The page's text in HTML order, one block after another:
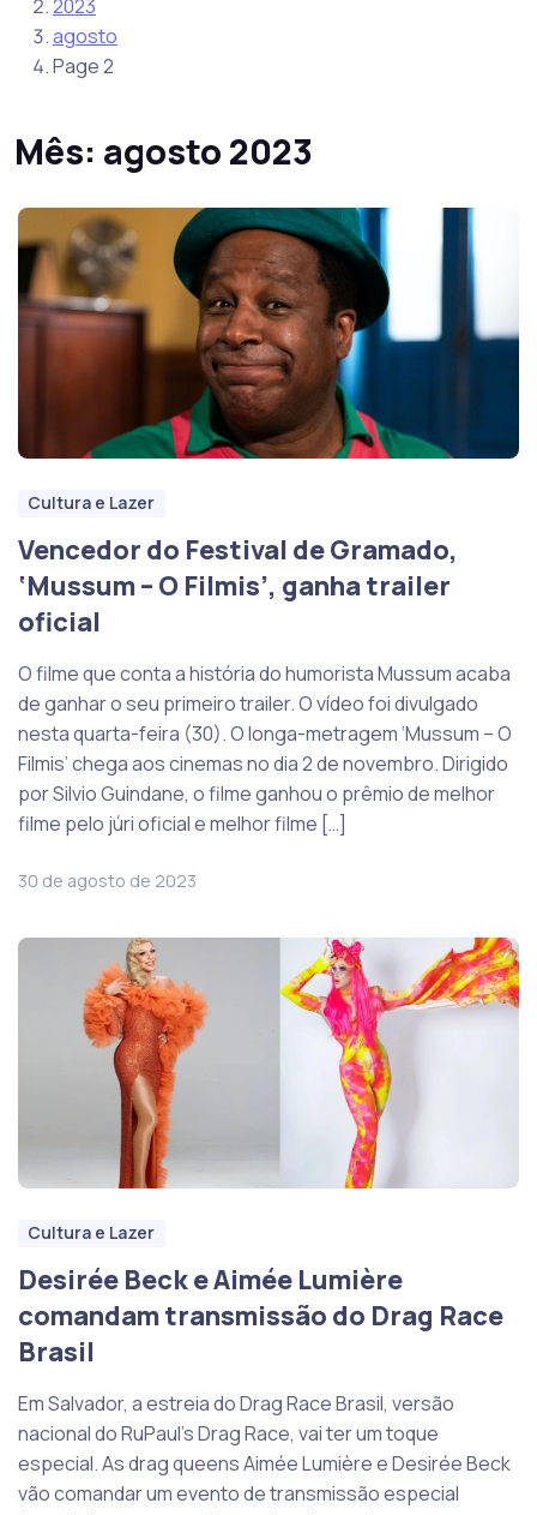
2023
agosto
Page 2
Mês: agosto 2023
Cultura e Lazer
Vencedor do Festival de Gramado,
‘Mussum – O Filmis’, ganha trailer
oficial
O filme que conta a história do humorista Mussum acaba
de ganhar o seu primeiro trailer. O vídeo foi divulgado
nesta quarta-feira (30). O longa-metragem ‘Mussum – O
Filmis’ chega aos cinemas no dia 2 de novembro. Dirigido
por Silvio Guindane, o filme ganhou o prêmio de melhor
filme pelo júri oficial e melhor filme […]
30 de agosto de 2023
Cultura e Lazer
Desirée Beck e Aimée Lumière
comandam transmissão do Drag Race
Brasil
Em Salvador, a estreia do Drag Race Brasil, versão
nacional do RuPaul’s Drag Race, vai ter um toque
especial. As drag queens Aimée Lumière e Desirée Beck
vão comandar um evento de transmissão especial